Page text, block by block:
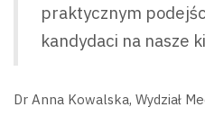
praktycznym
kandydaci na nasze
Dr Anna Kowalska, Wydział